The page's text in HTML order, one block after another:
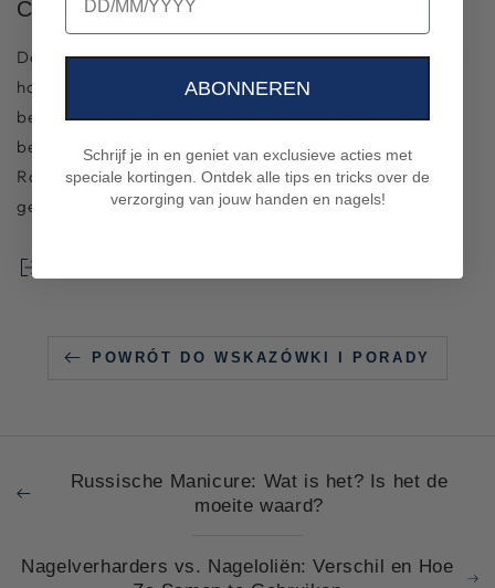
Conclusie
Door inzicht te krijgen in de oorzaken en symptomen van
handeczeem en door een effectieve
behandelingsstrategie te volgen, kun je deze aandoening
beter beheersen en je huidgezondheid verbeteren.
Raadpleeg bij twijfel altijd een dermatoloog voor
gepersonaliseerd advies.
POWRÓT DO WSKAZÓWKI I PORADY
Russische Manicure: Wat is het? Is het de
moeite waard?
Nagelverharders vs. Nageloliën: Verschil en Hoe
ABONNEREN
Schrijf je in en geniet van exclusieve acties met
speciale kortingen. Ontdek alle tips en tricks over de
verzorging van jouw handen en nagels!